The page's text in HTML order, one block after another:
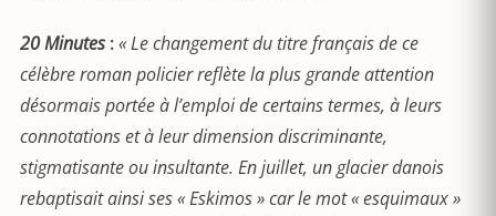
20 Minutes:« Le changement du titre français de ce
célèbre roman policier reflète la plus grande attention
désormais portée à l’emploi de certains termes, à leurs
connotations et à leur dimension discriminante,
stigmatisante ou insultante. En juillet, un glacier danois
rebaptisait ainsi ses « Eskimos » car le mot « esquimaux »